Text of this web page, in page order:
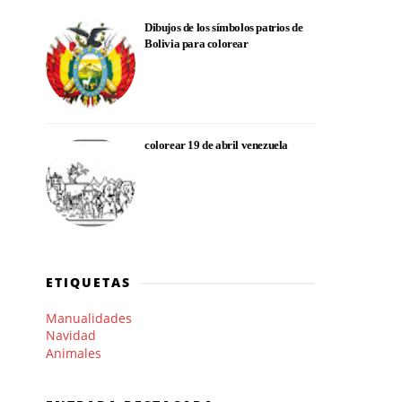
Dibujos de los símbolos patrios de
Bolivia para colorear
colorear 19 de abril venezuela
ETIQUETAS
Manualidades
Navidad
Animales